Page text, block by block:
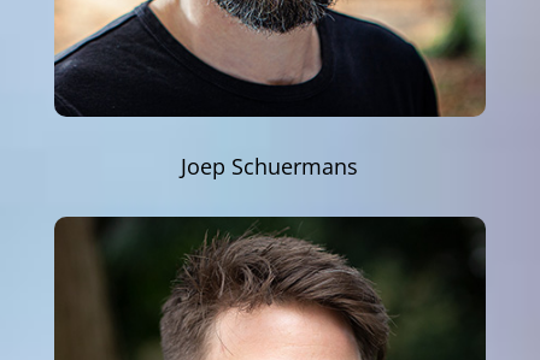
Joep Schuermans